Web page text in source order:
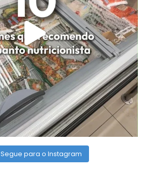
Segue para o Instagram